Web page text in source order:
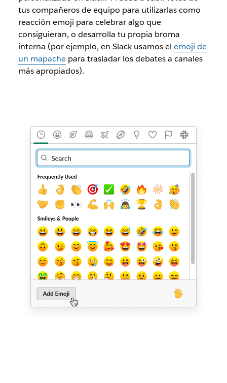
tus compañeros de equipo para utilizarlas como
reacción emoji para celebrar algo que
consiguieran, o desarrolla tu propia broma
interna (por ejemplo, en Slack usamos el emoji de
un mapachepara trasladar los debates a canales
más apropiados).